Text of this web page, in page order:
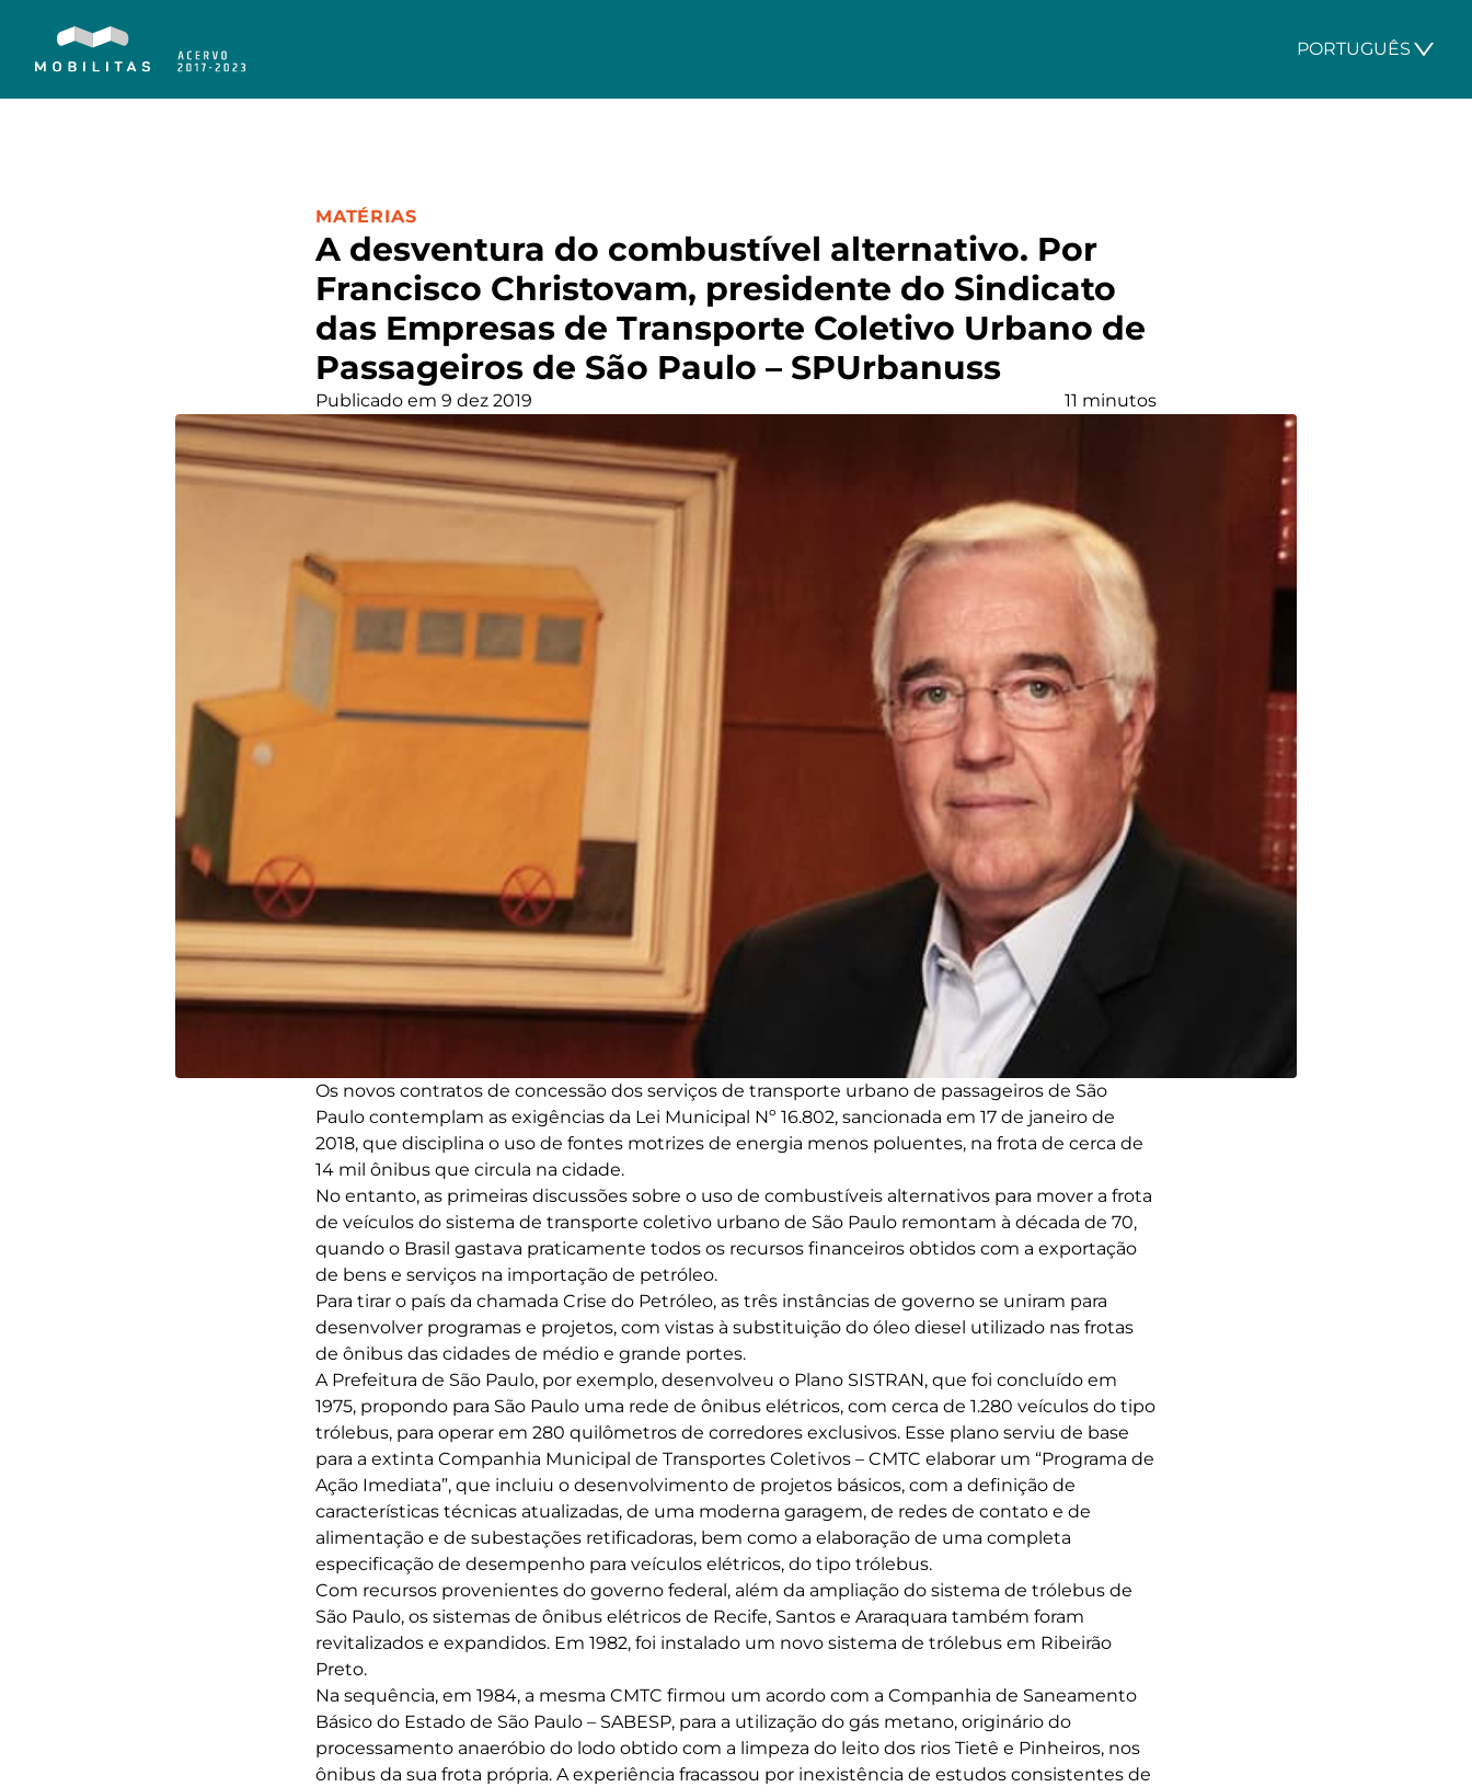
PORTUGUÊS
A desventura do combustível alternativo. Por
Francisco Christovam, presidente do Sindicato
das Empresas de Transporte Coletivo Urbano de
Passageiros de São Paulo – SPUrbanuss
CATEGORIA:
MATÉRIAS
Publicado em 9 dez 2019 11 minutos
Os novos contratos de concessão dos serviços de transporte urbano de passageiros de São
Paulo contemplam as exigências da Lei Municipal Nº 16.802, sancionada em 17 de janeiro de
2018, que disciplina o uso de fontes motrizes de energia menos poluentes, na frota de cerca de
14 mil ônibus que circula na cidade.
No entanto, as primeiras discussões sobre o uso de combustíveis alternativos para mover a frota
de veículos do sistema de transporte coletivo urbano de São Paulo remontam à década de 70,
quando o Brasil gastava praticamente todos os recursos financeiros obtidos com a exportação
de bens e serviços na importação de petróleo.
Para tirar o país da chamada Crise do Petróleo, as três instâncias de governo se uniram para
desenvolver programas e projetos, com vistas à substituição do óleo diesel utilizado nas frotas
de ônibus das cidades de médio e grande portes.
A Prefeitura de São Paulo, por exemplo, desenvolveu o Plano SISTRAN, que foi concluído em
1975, propondo para São Paulo uma rede de ônibus elétricos, com cerca de 1.280 veículos do tipo
trólebus, para operar em 280 quilômetros de corredores exclusivos. Esse plano serviu de base
para a extinta Companhia Municipal de Transportes Coletivos – CMTC elaborar um “Programa de
Ação Imediata”, que incluiu o desenvolvimento de projetos básicos, com a definição de
características técnicas atualizadas, de uma moderna garagem, de redes de contato e de
alimentação e de subestações retificadoras, bem como a elaboração de uma completa
especificação de desempenho para veículos elétricos, do tipo trólebus.
Com recursos provenientes do governo federal, além da ampliação do sistema de trólebus de
São Paulo, os sistemas de ônibus elétricos de Recife, Santos e Araraquara também foram
revitalizados e expandidos. Em 1982, foi instalado um novo sistema de trólebus em Ribeirão
Preto.
Na sequência, em 1984, a mesma CMTC firmou um acordo com a Companhia de Saneamento
Básico do Estado de São Paulo – SABESP, para a utilização do gás metano, originário do
processamento anaeróbio do lodo obtido com a limpeza do leito dos rios Tietê e Pinheiros, nos
ônibus da sua frota própria. A experiência fracassou por inexistência de estudos consistentes de